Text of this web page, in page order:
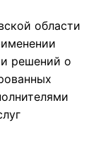
области
решений о